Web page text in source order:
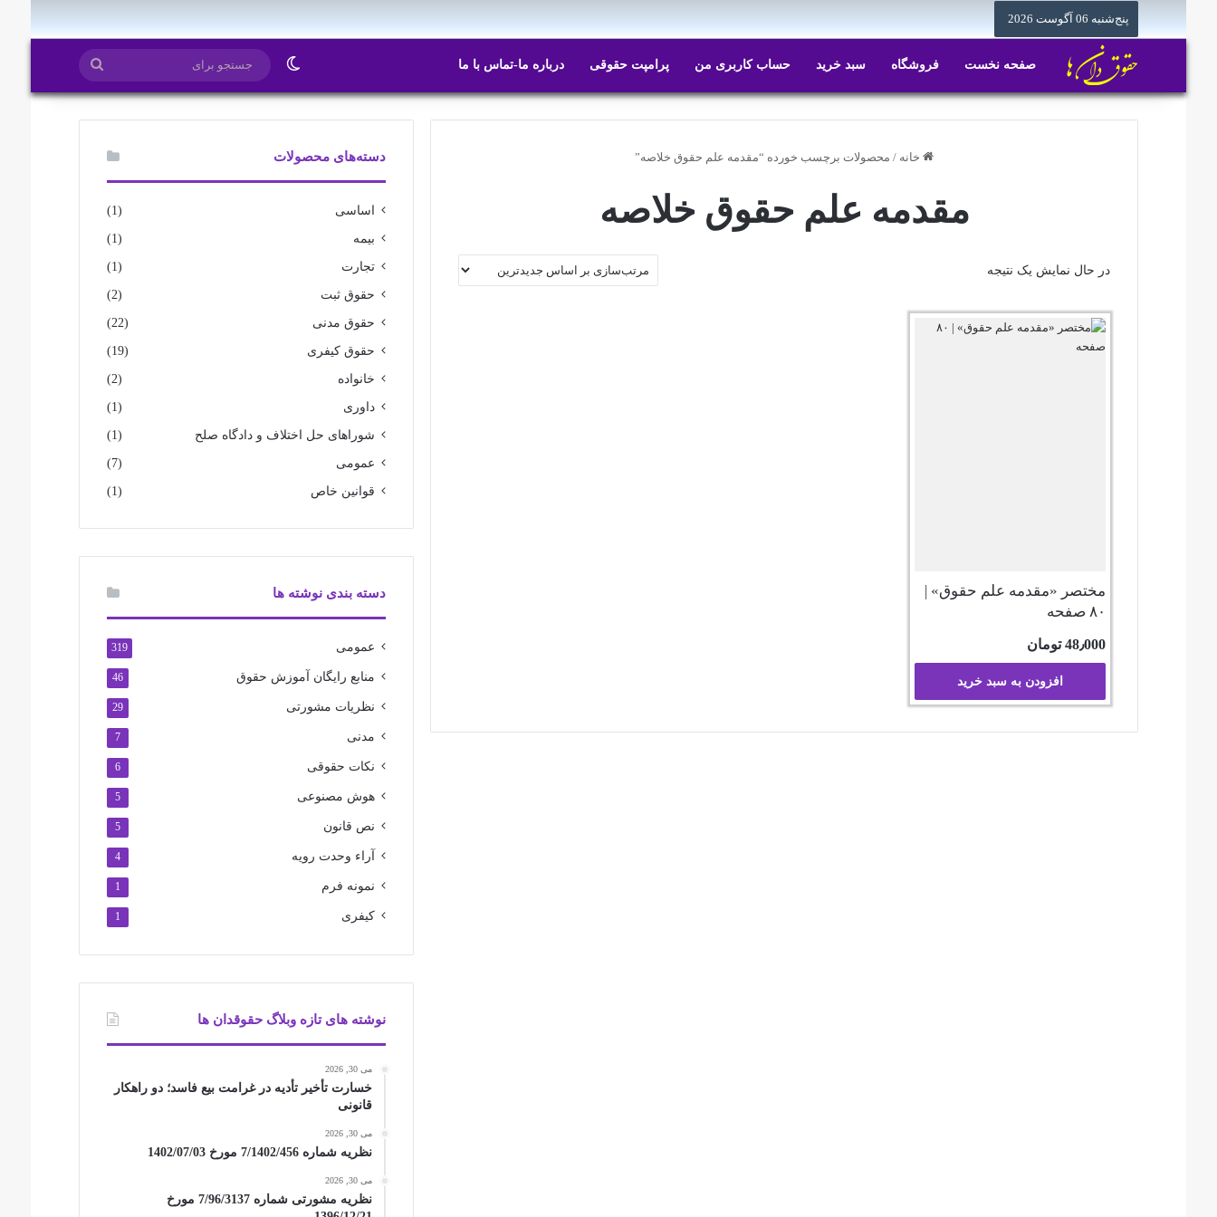
پنج‌شنبه 06 آگوست 2026
صفحه نخست فروشگاه سبد خرید حساب کاربری من پرامپت حقوقی درباره ما-تماس با ما تغییر پوسته جستجو
برای
خانه / محصولات برچسب خورده “مقدمه علم حقوق خلاصه”
مقدمه علم حقوق خلاصه
در حال نمایش یک نتیجه
مختصر «مقدمه علم حقوق» |
۸۰ صفحه
48٫000 تومان
افزودن به سبد خرید
دسته‌های محصولات
اساسی (1)
بیمه (1)
تجارت (1)
حقوق ثبت (2)
حقوق مدنی (22)
حقوق کیفری (19)
خانواده (2)
داوری (1)
شوراهای حل اختلاف و دادگاه صلح (1)
عمومی (7)
قوانین خاص (1)
دسته بندی نوشته ها
عمومی 319
منابع رایگان آموزش حقوق 46
نظریات مشورتی 29
مدنی 7
نکات حقوقی 6
هوش مصنوعی 5
نص قانون 5
آراء وحدت رویه 4
نمونه فرم 1
کیفری 1
نوشته های تازه وبلاگ حقوقدان ها
می 30, 2026
خسارت تأخیر تأدیه در غرامت بیع فاسد؛ دو راهکار
قانونی
می 30, 2026
نظریه شماره 7/1402/456 مورخ 1402/07/03
می 30, 2026
نظریه مشورتی شماره 7/96/3137 مورخ